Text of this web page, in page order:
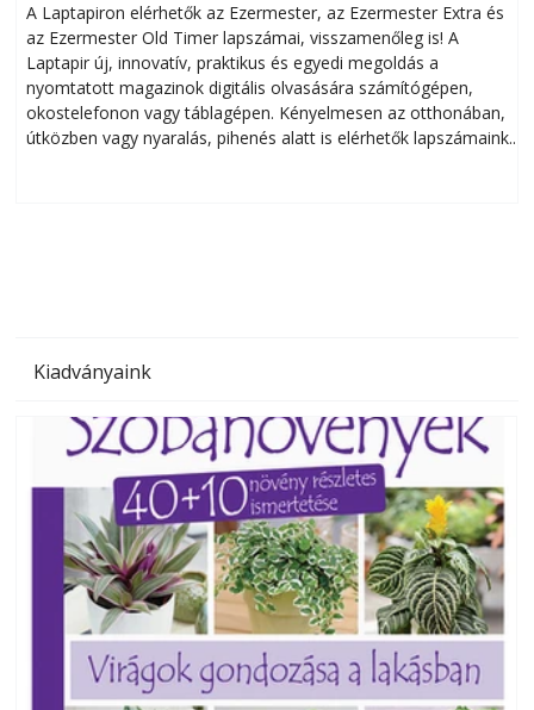
A Laptapiron elérhetők az Ezermester, az Ezermester Extra és
az Ezermester Old Timer lapszámai, visszamenőleg is! A
Laptapir új, innovatív, praktikus és egyedi megoldás a
nyomtatott magazinok digitális olvasására számítógépen,
okostelefonon vagy táblagépen. Kényelmesen az otthonában,
útközben vagy nyaralás, pihenés alatt is elérhetők lapszámaink.
Kiadványaink